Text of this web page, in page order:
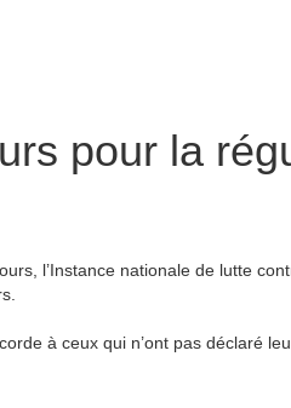
pour la
l’Instance nationale de lutte
à ceux qui n’ont pas déclaré